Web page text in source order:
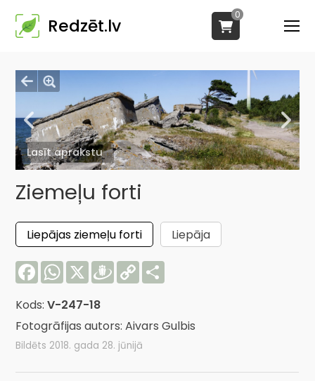
Redzēt.lv
0
Lasīt aprakstu
Ziemeļu forti
Liepājas ziemeļu forti
Liepāja
FacebookWhatsApp
X Draugiem
Copy
Link
Kods:V-247-18
Fotogrāfijas autors: Aivars Gulbis
Bildēts 2018. gada 28. jūnijā